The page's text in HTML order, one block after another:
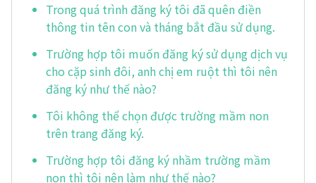
Trong quá trình đăng ký tôi đã quên điền
thông tin tên con và tháng bắt đầu sử dụng.
Trường hợp tôi muốn đăng ký sử dụng dịch vụ
cho cặp sinh đôi, anh chị em ruột thì tôi nên
đăng ký như thế nào?
Tôi không thể chọn được trường mầm non
trên trang đăng ký.
Trường hợp tôi đăng ký nhầm trường mầm
non thì tôi nên làm như thế nào?